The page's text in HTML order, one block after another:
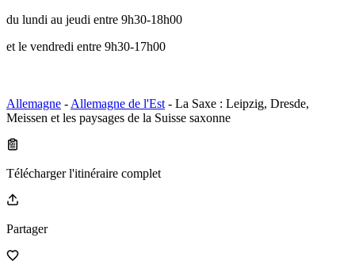
du lundi au jeudi entre 9h30-18h00
et le vendredi entre 9h30-17h00
Allemagne - Allemagne de l'Est - La Saxe : Leipzig, Dresde,
Meissen et les paysages de la Suisse saxonne
Télécharger l'itinéraire complet
Partager